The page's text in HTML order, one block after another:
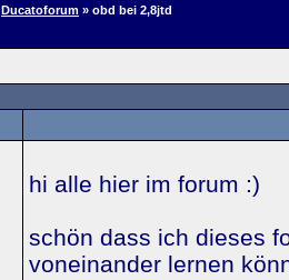
Ducatoforum » obd bei 2,8jtd
hi alle hier im forum :)
schön dass ich dieses
voneinander lernen